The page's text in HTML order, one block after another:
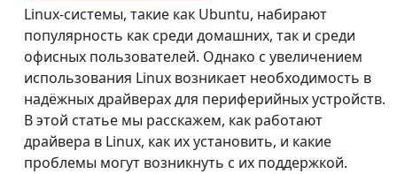
Linux-системы, такие как Ubuntu, набирают
популярность как среди домашних, так и среди
офисных пользователей. Однако с увеличением
использования Linux возникает необходимость в
надёжных драйверах для периферийных устройств.
В этой статье мы расскажем, как работают
драйвера в Linux, как их установить, и какие
проблемы могут возникнуть с их поддержкой.